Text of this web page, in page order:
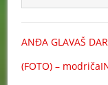
ANĐA GLAVAŠ
(FOTO) –